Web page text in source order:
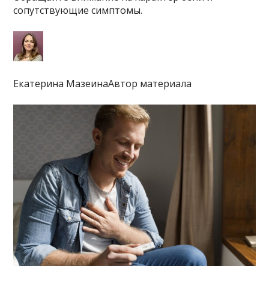
сопутствующие симптомы.
Екатерина МазеинаАвтор материала